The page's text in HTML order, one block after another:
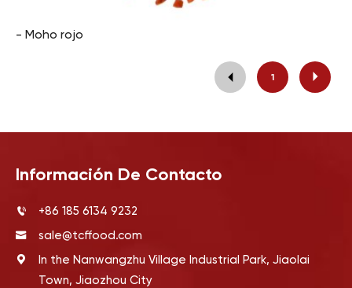
- Moho rojo
1
Información De Contacto
+86 185 6134 9232
sale@tcffood.com
In the Nanwangzhu Village Industrial Park, Jiaolai
Town, Jiaozhou City